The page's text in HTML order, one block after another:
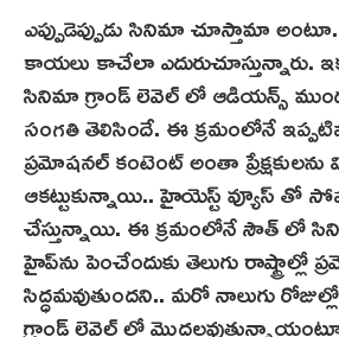
ఎప్పుడెప్పుడు సినిమా చూస్తామా అంటూ..
కాయలు కాచేలా ఎదురుచూస్తున్నారు.
సినిమా గ్రాండ్ లెవెల్ లో ఆడియన్స్‌
సంగతి తెలిసిందే. ఈ క్రమంలోనే
ప్రమోషనల్ కంటెంట్ అంతా
ఆకట్టుకున్నాయి.. హైయెస్ట్ వ్యూస్ తో
చేస్తున్నాయి. ఈ క్రమంలోనే సౌత్ లో
హైప్‌ను పెంచేందుకు తెలుగు రాష్ట్రాల్లో
సిద్ధమవుతుందని.. మరో నాలుగు
గ్రాండ్ లెవెల్ లో మొదలవుతున్నాయంటూ